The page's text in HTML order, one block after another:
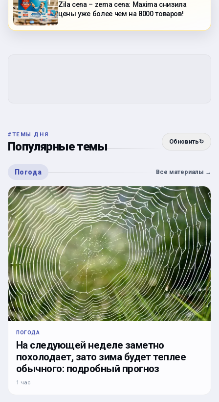
Zila cena – zema cena: Maxima снизила
цены уже более чем на 8000 товаров!
#ТЕМЫ ДНЯ
Популярные темы Обновить↻
Погода Все материалы →
ПОГОДА
На следующей неделе заметно
похолодает, зато зима будет теплее
обычного: подробный прогноз
1 час